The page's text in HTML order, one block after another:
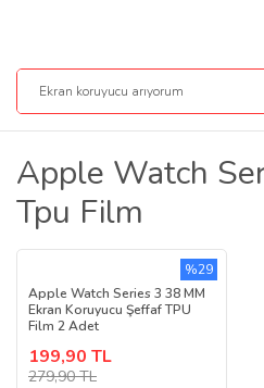
Apple Watch
Tpu Film
Apple Watch Series 3 38 MM
Ekran Koruyucu Şeffaf TPU
Film 2 Adet
199,90 TL
279,90 TL
%29